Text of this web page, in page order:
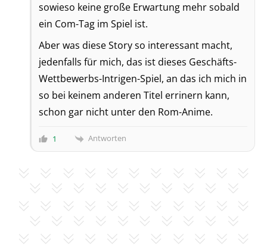
sowieso keine große Erwartung mehr sobald
ein Com-Tag im Spiel ist.
Aber was diese Story so interessant macht,
jedenfalls für mich, das ist dieses Geschäfts-
Wettbewerbs-Intrigen-Spiel, an das ich mich in
so bei keinem anderen Titel errinern kann,
schon gar nicht unter den Rom-Anime.
1 Antworten